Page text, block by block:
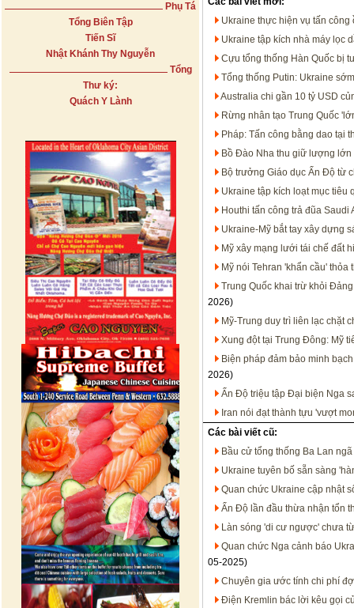
Phụ Tá
Tổng Biên Tập
Tiến Sĩ
Nhật Khánh Thy Nguyễn
Tổng
Thư ký:
Quách Y Lành
Ukraine thực hiện vụ tấn công
Ukraine tập kích nhà máy lọc
Cựu tổng thống Hàn Quốc bị
Tổng thống Putin: Ukraine
Australia chi gần 10 tỷ USD
Rừng nhân tạo Trung Quốc
Pháp: Tấn công bằng dao tại
Bồ Đào Nha thu giữ lượng
Bộ trưởng Giáo dục Ấn Độ từ
Ukraine tập kích loạt mục tiêu
Houthi tấn công trả đũa
Ukraine-Mỹ bắt tay xây dựng
Mỹ xây mạng lưới tái chế đất
Mỹ nói Tehran 'khẩn cầu'
Trung Quốc khai trừ khỏi
2026)
Mỹ-Trung duy trì liên lạc chặt
Xung đột tại Trung Đông: Mỹ
Biện pháp đảm bảo minh
2026)
Ấn Độ triệu tập Đại biện Nga
Iran nói đạt thành tựu 'vượt
Các bài viết cũ:
Bầu cử tổng thống Ba Lan
Ukraine tuyên bố sẵn sàng
Quan chức Ukraine cập nhật
Ấn Độ lần đầu thừa nhận tổn
Làn sóng 'di cư ngược' chưa
Quan chức Nga cảnh báo
05-2025)
Chuyên gia ước tính chi phí
Điện Kremlin bác lời kêu gọi